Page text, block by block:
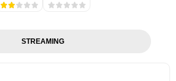
STREAMING